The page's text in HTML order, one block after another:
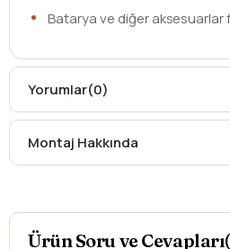
Batarya ve diğer aksesuarlar
Kapak
oluşabilecek ek ücretler alıcıya
Yorumlar(0)
Montaj Hakkında
Ürün Soru ve